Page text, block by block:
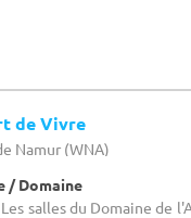
de Vivre
Namur (WNA)
/ Domaine
salles du Domaine de